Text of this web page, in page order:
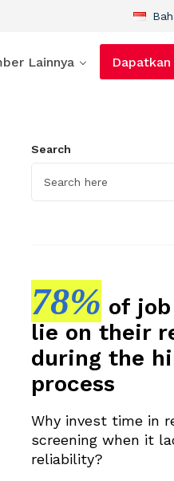
Lainnya
Search
78% of
lie on their
during the
process
Why invest time in
screening when it
reliability?